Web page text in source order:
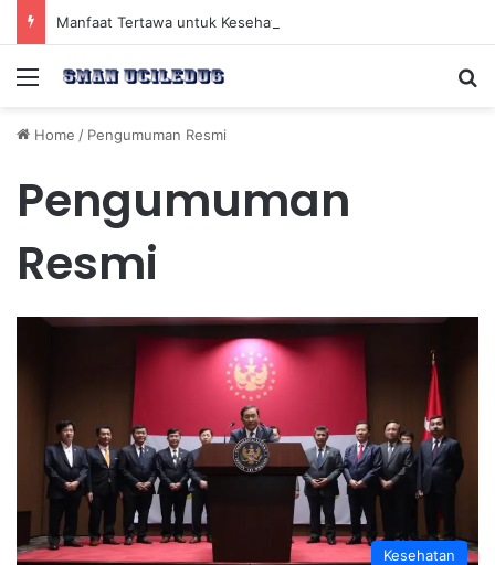
Menu
Home / Pengumuman Resmi
Pengumuman
Resmi
Kesehatan